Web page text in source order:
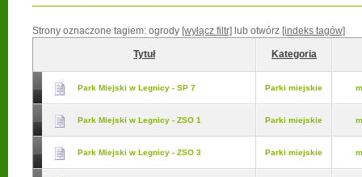
Strony oznaczone tagiem: ogrody [wyłącz filtr] lub otwórz [indeks tagów]
Tytuł Kategoria
Park Miejski w Legnicy - SP 7 Parki miejskie
Park Miejski w Legnicy - ZSO 1 Parki miejskie
Park Miejski w Legnicy - ZSO 3 Parki miejskie